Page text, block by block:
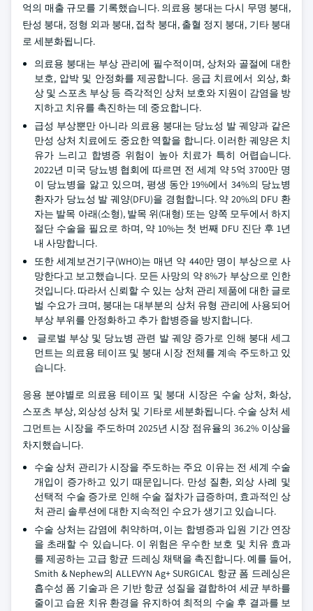
억의 매출 규모를 기록했습니다. 의료용 붕대는 다시 무명 붕대,
탄성 붕대, 정형 외과 붕대, 접착 붕대, 출혈 정지 붕대, 기타 붕대
로 세분화됩니다.
의료용 붕대는 부상 관리에 필수적이며, 상처와 골절에 대한
보호, 압박 및 안정화를 제공합니다. 응급 치료에서 외상, 화
상 및 스포츠 부상 등 즉각적인 상처 보호와 지원이 감염을 방
지하고 치유를 촉진하는 데 중요합니다.
급성 부상뿐만 아니라 의료용 붕대는 당뇨성 발 궤양과 같은
만성 상처 치료에도 중요한 역할을 합니다. 이러한 궤양은 치
유가 느리고 합병증 위험이 높아 치료가 특히 어렵습니다.
2022년 미국 당뇨병 협회에 따르면 전 세계 약 5억 3700만 명
이 당뇨병을 앓고 있으며, 평생 동안 19%에서 34%의 당뇨병
환자가 당뇨성 발 궤양(DFU)을 경험합니다. 약 20%의 DFU 환
자는 발목 아래(소형), 발목 위(대형) 또는 양쪽 모두에서 하지
절단 수술을 필요로 하며, 약 10%는 첫 번째 DFU 진단 후 1년
내 사망합니다.
또한 세계보건기구(WHO)는 매년 약 440만 명이 부상으로 사
망한다고 보고했습니다. 모든 사망의 약 8%가 부상으로 인한
것입니다. 따라서 신뢰할 수 있는 상처 관리 제품에 대한 글로
벌 수요가 크며, 붕대는 대부분의 상처 유형 관리에 사용되어
부상 부위를 안정화하고 추가 합병증을 방지합니다.
글로벌 부상 및 당뇨병 관련 발 궤양 증가로 인해 붕대 세그
먼트는 의료용 테이프 및 붕대 시장 전체를 계속 주도하고 있
습니다.
응용 분야별로 의료용 테이프 및 붕대 시장은 수술 상처, 화상,
스포츠 부상, 외상성 상처 및 기타로 세분화됩니다. 수술 상처 세
그먼트는 시장을 주도하며 2025년 시장 점유율의 36.2% 이상을
차지했습니다.
수술 상처 관리가 시장을 주도하는 주요 이유는 전 세계 수술
개입이 증가하고 있기 때문입니다. 만성 질환, 외상 사례 및
선택적 수술 증가로 인해 수술 절차가 급증하며, 효과적인 상
처 관리 솔루션에 대한 지속적인 수요가 생기고 있습니다.
수술 상처는 감염에 취약하며, 이는 합병증과 입원 기간 연장
을 초래할 수 있습니다. 이 위험은 우수한 보호 및 치유 효과
를 제공하는 고급 항균 드레싱 채택을 촉진합니다. 예를 들어,
Smith & Nephew의 ALLEVYN Ag+ SURGICAL 항균 폼 드레싱은
흡수성 폼 기술과 은 기반 항균 성질을 결합하여 세균 부하를
줄이고 습윤 치유 환경을 유지하여 최적의 수술 후 결과를 보